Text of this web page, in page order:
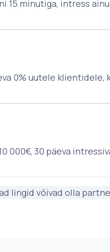
15 minutiga, intress
0% uutele klientidele,
000€, 30 päeva
lingid võivad olla